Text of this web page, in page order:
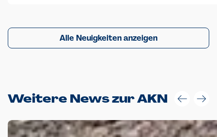
Alle Neuigkeiten anzeigen
Weitere News zur AKN